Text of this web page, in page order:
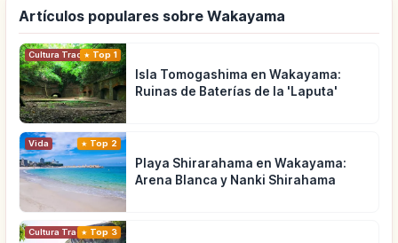
Artículos populares sobre Wakayama
Cultura Tradicional
Top 1
Isla Tomogashima en Wakayama:
Ruinas de Baterías de la 'Laputa'
Vida Top 2
Playa Shirarahama en Wakayama:
Arena Blanca y Nanki Shirahama
Cultura Tradicional
Top 3